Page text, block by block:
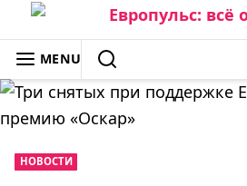
Skip
to
content
ЕВРОПУЛЬС: ВСЁ О ЕВРОПЕ
MENU
SEARCH
НОВОСТИ